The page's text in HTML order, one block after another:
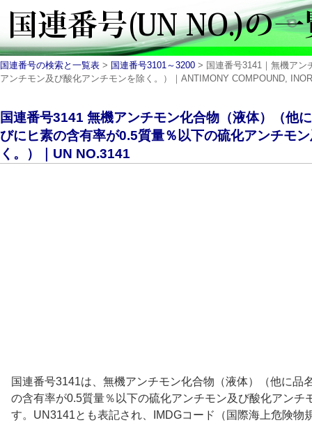
国連番号の検索と一覧表 > 国連番号3101～3200 > 国連番号3141｜無機アン
アンチモン及び酸化アンチモンを除く。）｜ANTIMONY COMPOUND,
国連番号3141 無機アンチモン化合物（液体）（他
びにヒ素の含有率が0.5質量％以下の硫化アンチモ
く。）｜UN NO.3141
国連番号3141は、無機アンチモン化合物（液体）（他に品
の含有率が0.5質量％以下の硫化アンチモン及び酸化アンチ
す。UN3141とも表記され、IMDGコード（国際海上危険物